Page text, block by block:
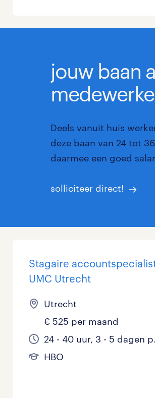
Supply chain & procurement
jouw baan
Deels vanuit huis
deze baan van 24 tot
daarmee een goed
solliciteer direct!
Stagaire
UMC Utrecht
Utrecht
€ 525 per maand
24 - 40 uur, 3 - 5 dagen
HBO